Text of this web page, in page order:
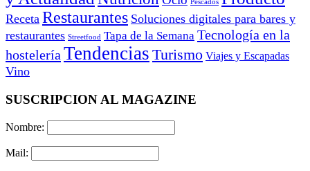
Pescados
Receta Restaurantes Soluciones digitales para bares y
restaurantes Streetfood Tapa de la Semana Tecnología en la
hosteleríaTendencias Turismo Viajes y Escapadas
Vino
SUSCRIPCION AL MAGAZINE
Nombre:
Mail: